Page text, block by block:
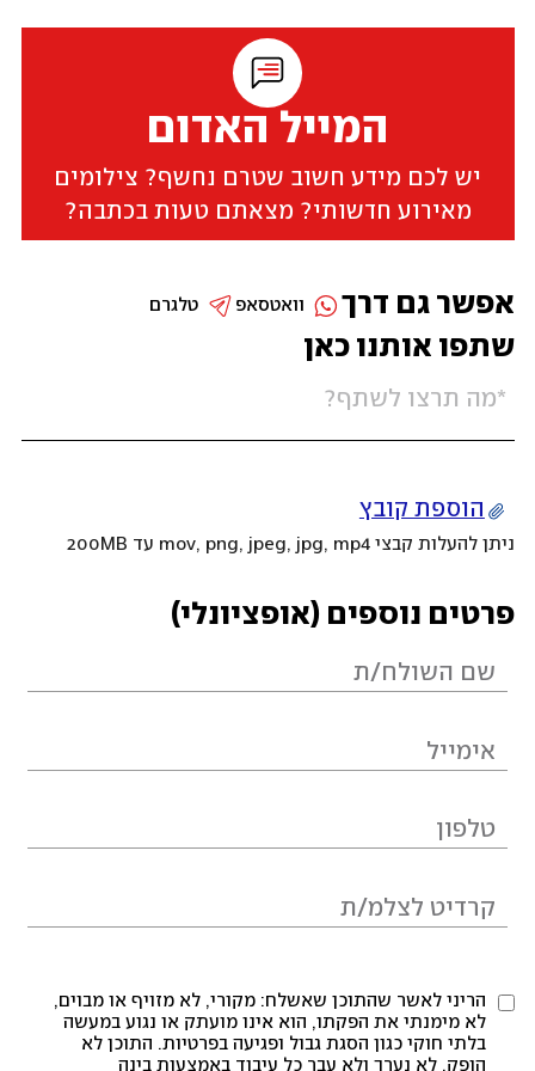
המייל האדום
יש לכם מידע חשוב שטרם נחשף? צילומים
מאירוע חדשותי? מצאתם טעות בכתבה?
שתפו אותנו כאן
הוספת קובץ
ניתן להעלות קבצי mov, png, jpeg, jpg, mp4 עד 200MB
פרטים נוספים (אופציונלי)
הריני לאשר שהתוכן שאשלח: מקורי, לא מזויף או מבוים,
לא מימנתי את הפקתו, הוא אינו מועתק או נגוע במעשה
בלתי חוקי כגון הסגת גבול ופגיעה בפרטיות. התוכן לא
הופק, לא נערך ולא עבר כל עיבוד באמצעות בינה
אפשר גם דרך טלגרם וואטסאפ